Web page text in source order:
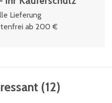
Lieferung
ab 200 €
(12)